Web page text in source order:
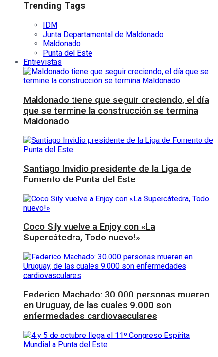
Trending Tags
IDM
Junta Departamental de Maldonado
Maldonado
Punta del Este
Entrevistas
Maldonado tiene que seguir creciendo, el día
que se termine la construcción se termina
Maldonado
Santiago Invidio presidente de la Liga de
Fomento de Punta del Este
Coco Sily vuelve a Enjoy con «La
Supercátedra, Todo nuevo!»
Federico Machado: 30.000 personas mueren
en Uruguay, de las cuales 9.000 son
enfermedades cardiovasculares